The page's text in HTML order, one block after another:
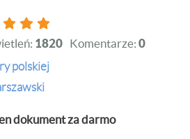
1820 Komentarze: 0
polskiej
dokument za darmo